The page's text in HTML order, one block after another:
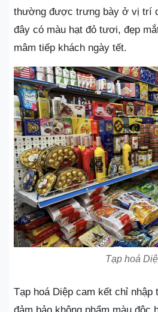
thường được trưng bày ở vị trí
đây có màu hạt đỏ tươi, đẹp
mâm tiếp khách ngày tết.
Tạp hoá
Tạp hoá Diệp cam kết chỉ